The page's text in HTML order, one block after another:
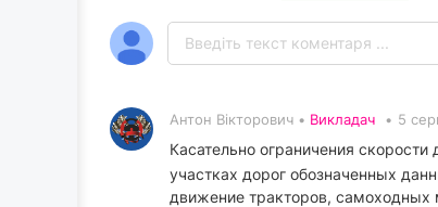
Антон Вікторович • Викладач • 5
Касательно ограничения
участках дорог обозначенных
движение тракторов, самоходных